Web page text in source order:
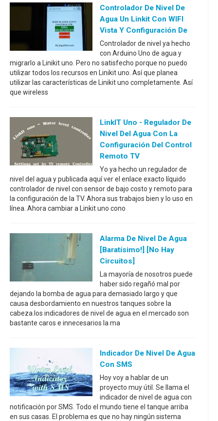
Controlador De Nivel De
Agua Un Linkit Con WIFI
Vista Y Configuración De
Controlador de nivel ya hecho
con Arduino Uno de agua y
migrarlo a Linikit uno. Pero no satisfecho porque no puedo
utilizar todos los recursos en Linikit uno. Así que planea
utilizar las características de Linikit uno completamente. Así
que wireless
LinkIT Uno - Regulador De
Nivel Del Agua Con La
Configuración Del Control
Remoto TV
Yo ya hecho un regulador de
nivel del agua y publicada aquí ver el enlace exacto líquido
controlador de nivel con sensor de bajo costo y remoto para
la configuración de la TV. Ahora sus trabajos bien y lo uso en
línea. Ahora cambiar a Linkit uno cono
Alarma De Nivel De Agua
[baratísimo!] [no Hay
Circuitos]
La mayoría de nosotros puede
haber sido regañó mal por
dejando la bomba de agua para demasiado largo y que
causa desbordamiento en nuestros tanques sobre la
cabeza.los indicadores de nivel de agua en el mercado son
bastante caros e innecesarios la ma
Indicador De Nivel De Agua
Con SMS
Hoy voy a hablar de un
proyecto muy útil. Se llama el
indicador de nivel de agua con
notificación por SMS. Todo el mundo tiene el tanque arriba
en sus casas. El problema es que no hay ningún sistema